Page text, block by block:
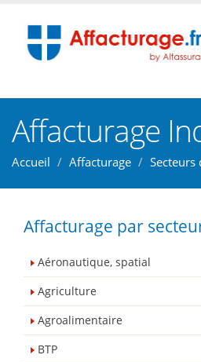
Affacturage
Accueil Affacturage Secteurs
Affacturage par
Aéronautique, spatial
Agriculture
Agroalimentaire
BTP